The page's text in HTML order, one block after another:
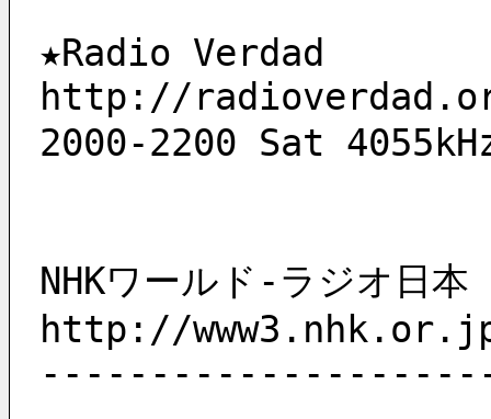
★Radio Verdad
http://
2000-2200 Sat
NHKワールド-ラジオ日本
http://